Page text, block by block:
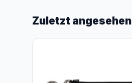
Zuletzt angesehen